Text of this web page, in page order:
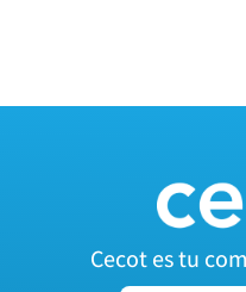
Cecot es tu